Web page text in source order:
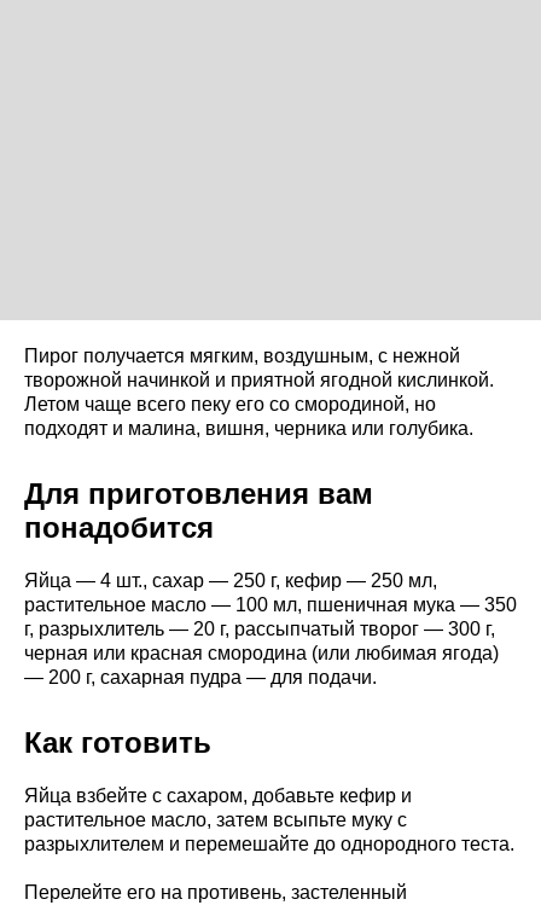
Пирог получается мягким, воздушным, с нежной
творожной начинкой и приятной ягодной кислинкой.
Летом чаще всего пеку его со смородиной, но
подходят и малина, вишня, черника или голубика.
Для приготовления вам
понадобится
Яйца — 4 шт., сахар — 250 г, кефир — 250 мл,
растительное масло — 100 мл, пшеничная мука — 350
г, разрыхлитель — 20 г, рассыпчатый творог — 300 г,
черная или красная смородина (или любимая ягода)
— 200 г, сахарная пудра — для подачи.
Как готовить
Яйца взбейте с сахаром, добавьте кефир и
растительное масло, затем всыпьте муку с
разрыхлителем и перемешайте до однородного теста.
Перелейте его на противень, застеленный